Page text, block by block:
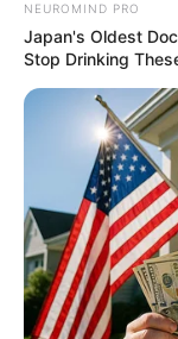
4x Stronger
MEDVI
NEUROMIND PRO
Japan's Oldest
Stop Drinking